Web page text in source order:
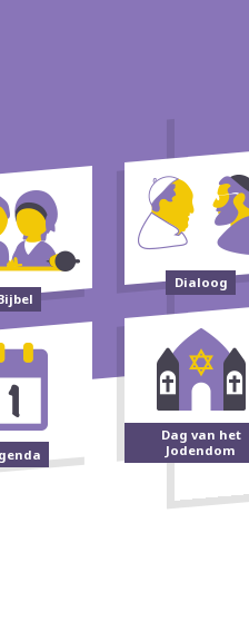
Dialoog
Dag van het
Jodendom